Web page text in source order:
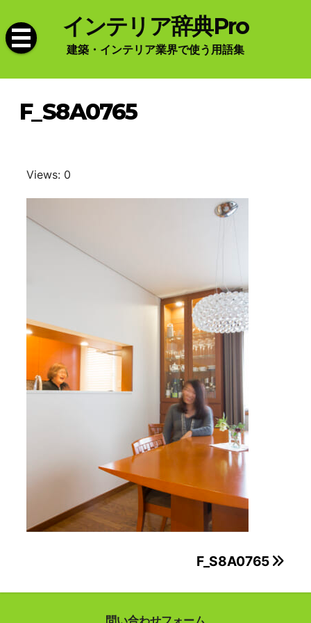
to
content
インテリア辞典Pro
建築・インテリア業界で使う用語集
F_S8A0765
Views: 0
稿
F_S8A0765
問い合わせフォーム